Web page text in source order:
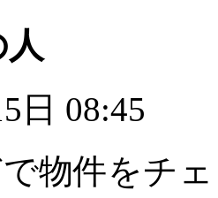
日 08:45
物件をチ